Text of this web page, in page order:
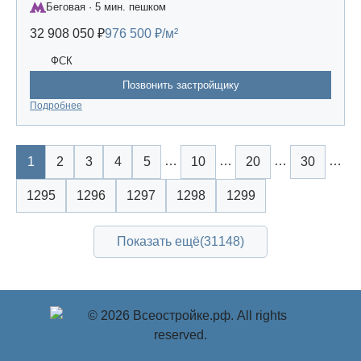
Беговая · 5 мин. пешком
32 908 050 ₽976 500 ₽/м²
ФСК
Позвонить застройщику
Подробнее
1 2 3 4 5 … 10 … 20 … 30 …
1295 1296 1297 1298 1299
Показать ещё(31148)